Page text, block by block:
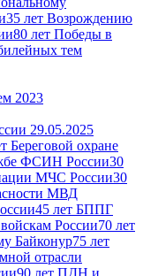
35 лет Возрождению
80 лет Победы в
тем
2023
29.05.2025
Береговой охране
ФСИН России30
МЧС России30
МВД
45 лет БППГ
России70 лет
Байконур75 лет
отрасли
90 лет ПДН и